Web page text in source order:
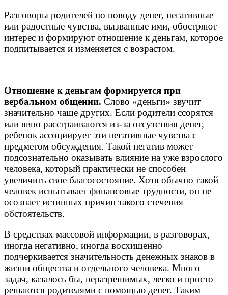
Разговоры родителей по поводу денег, негативные
или радостные чувства, вызванные ими, обостряют
интерес и формируют отношение к деньгам, которое
подпитывается и изменяется с возрастом.
Отношение к деньгам формируется при
вербальном общении. Слово «деньги» звучит
значительно чаще других. Если родители ссорятся
или явно расстраиваются из-за отсутствия денег,
ребенок ассоциирует эти негативные чувства с
предметом обсуждения. Такой негатив может
подсознательно оказывать влияние на уже взрослого
человека, который практически не способен
увеличить свое благосостояние. Хотя обычно такой
человек испытывает финансовые трудности, он не
осознает истинных причин такого стечения
обстоятельств.
В средствах массовой информации, в разговорах,
иногда негативно, иногда восхищенно
подчеркивается значительность денежных знаков в
жизни общества и отдельного человека. Много
задач, казалось бы, неразрешимых, легко и просто
решаются родителями с помощью денег. Таким